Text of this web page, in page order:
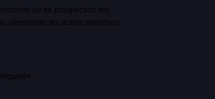
ou de prospection est
démarcher les autres membres